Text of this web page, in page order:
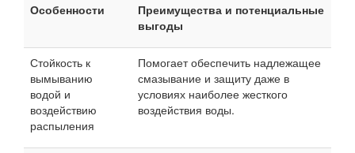
Особенности
Преимущества и потенциальные
выгоды
Стойкость к
вымыванию
водой и
воздействию
распыления
Помогает обеспечить надлежащее
смазывание и защиту даже в
условиях наиболее жесткого
воздействия воды.